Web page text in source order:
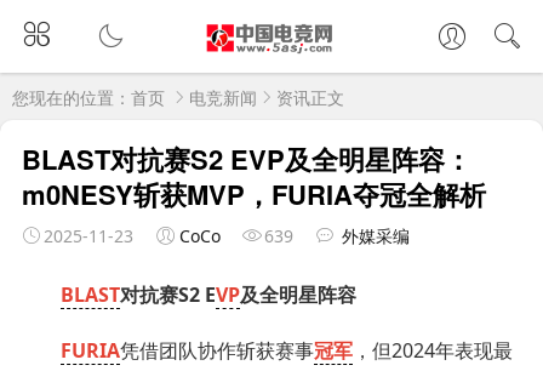
您现在的位置： 首页 电竞新闻 资讯正文
BLAST对抗赛S2 EVP及全明星阵容：
m0NESY斩获MVP，FURIA夺冠全解析
2025-11-23 CoCo 639 外媒采编
BLAST对抗赛S2 EVP及全明星阵容
FURIA凭借团队协作斩获赛事冠军，但2024年表现最